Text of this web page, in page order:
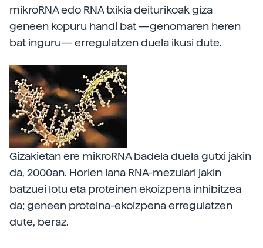
mikroRNA edo RNA txikia deiturikoak giza
geneen kopuru handi bat —genomaren heren
bat inguru— erregulatzen duela ikusi dute.
Gizakietan ere mikroRNA badela duela gutxi jakin
da, 2000an. Horien lana RNA-mezulari jakin
batzuei lotu eta proteinen ekoizpena inhibitzea
da; geneen proteina-ekoizpena erregulatzen
dute, beraz.